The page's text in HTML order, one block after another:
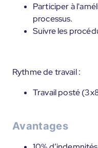
Participer à
processus.
Suivre les
Rythme de travail :
Travail posté
Avantages